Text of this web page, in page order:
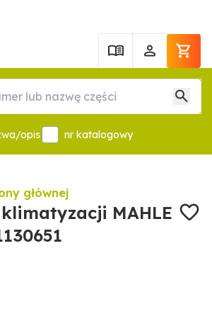
opis nr katalogowy
głównej
MAHLE